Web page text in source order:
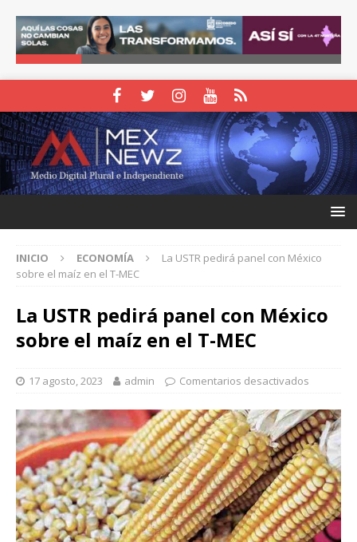
INICIO ECONOMÍA
La USTR pedirá panel con México
sobre el maíz en el T-MEC
La USTR pedirá panel con México
sobre el maíz en el T-MEC
17 agosto, 2023 admin Comentarios desactivados